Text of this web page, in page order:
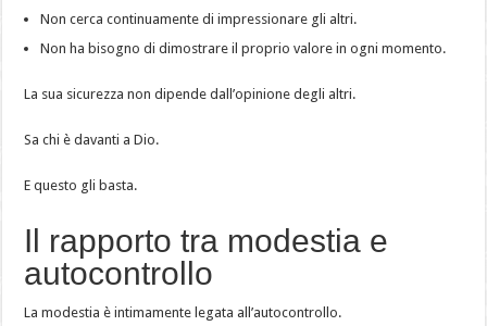
Non cerca continuamente di impressionare gli altri.
Non ha bisogno di dimostrare il proprio valore in ogni momento.
La sua sicurezza non dipende dall’opinione degli altri.
Sa chi è davanti a Dio.
E questo gli basta.
Il rapporto tra modestia e
autocontrollo
La modestia è intimamente legata all’autocontrollo.